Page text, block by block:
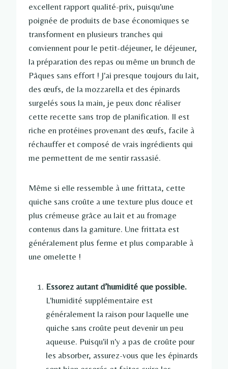
excellent rapport qualité-prix, puisqu'une
poignée de produits de base économiques se
transforment en plusieurs tranches qui
conviennent pour le petit-déjeuner, le déjeuner,
la préparation des repas ou même un brunch de
Pâques sans effort ! J'ai presque toujours du lait,
des œufs, de la mozzarella et des épinards
surgelés sous la main, je peux donc réaliser
cette recette sans trop de planification. Il est
riche en protéines provenant des œufs, facile à
réchauffer et composé de vrais ingrédients qui
me permettent de me sentir rassasié.
Même si elle ressemble à une frittata, cette
quiche sans croûte a une texture plus douce et
plus crémeuse grâce au lait et au fromage
contenus dans la garniture. Une frittata est
généralement plus ferme et plus comparable à
une omelette !
Essorez autant d’humidité que possible.
L'humidité supplémentaire est
généralement la raison pour laquelle une
quiche sans croûte peut devenir un peu
aqueuse. Puisqu'il n'y a pas de croûte pour
les absorber, assurez-vous que les épinards